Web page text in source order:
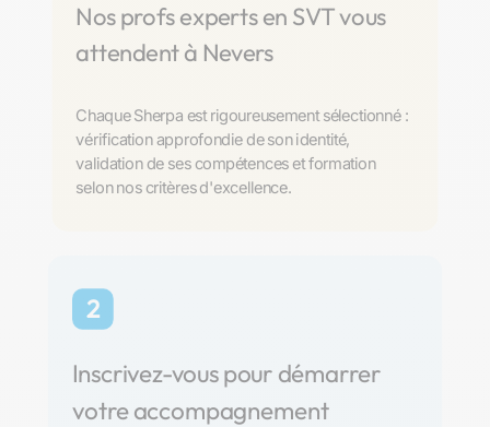
Nos profs experts en SVT vous
attendent à Nevers
Chaque Sherpa est rigoureusement sélectionné :
vérification approfondie de son identité,
validation de ses compétences et formation
selon nos critères d'excellence.
2
Inscrivez-vous pour démarrer
votre accompagnement